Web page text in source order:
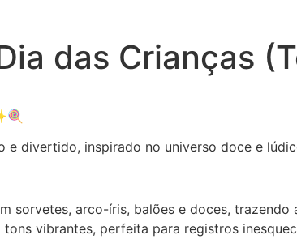
das Crianças
divertido, inspirado no universo doce e
sorvetes, arco-íris, balões e doces, trazendo
vibrantes, perfeita para registros